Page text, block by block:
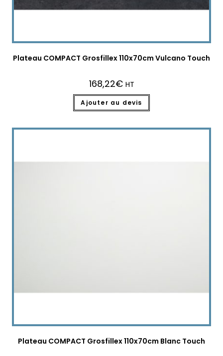
Plateau COMPACT Grosfillex 110x70cm Vulcano Touch
168,22€ HT
Ajouter au devis
Plateau COMPACT Grosfillex 110x70cm Blanc Touch